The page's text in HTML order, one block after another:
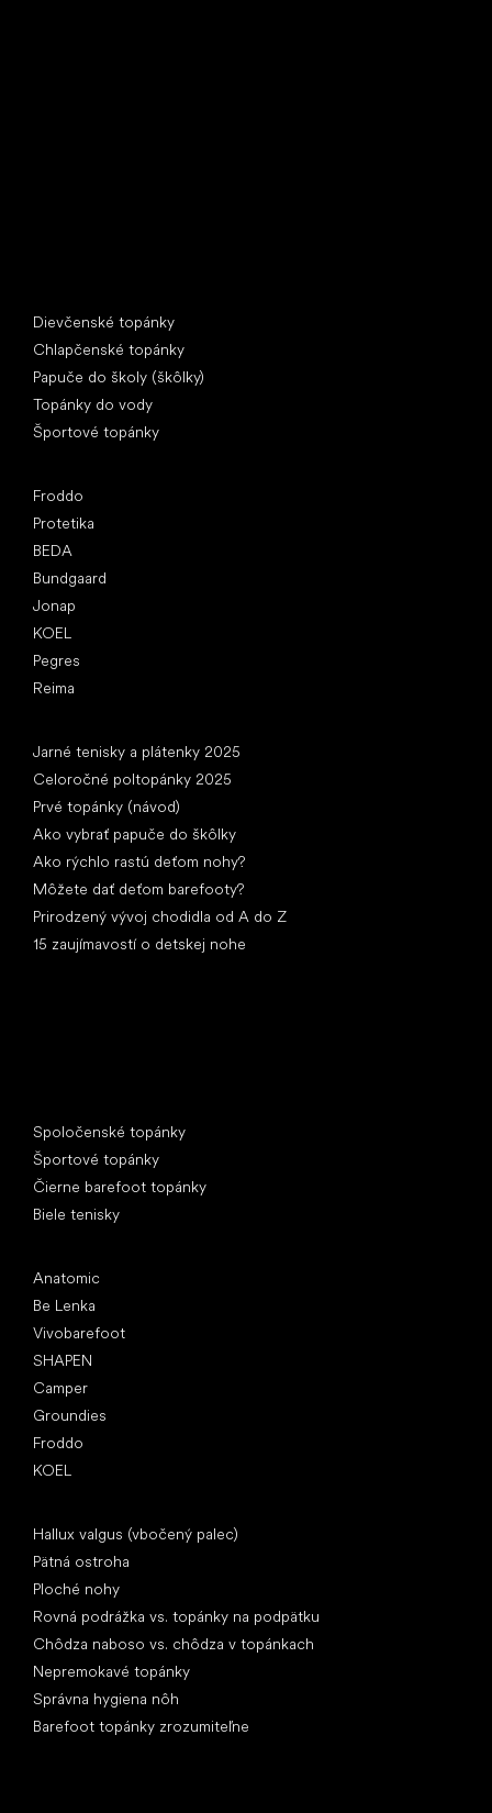
Dievčenské topánky
Chlapčenské topánky
Papuče do školy (škôlky)
Topánky do vody
Športové topánky
Froddo
Protetika
BEDA
Bundgaard
Jonap
KOEL
Pegres
Reima
Jarné tenisky a plátenky 2025
Celoročné poltopánky 2025
Prvé topánky (návod)
Ako vybrať papuče do škôlky
Ako rýchlo rastú deťom nohy?
Môžete dať deťom barefooty?
Prirodzený vývoj chodidla od A do Z
15 zaujímavostí o detskej nohe
Spoločenské topánky
Športové topánky
Čierne barefoot topánky
Biele tenisky
Anatomic
Be Lenka
Vivobarefoot
SHAPEN
Camper
Groundies
Froddo
KOEL
Hallux valgus (vbočený palec)
Pätná ostroha
Ploché nohy
Rovná podrážka vs. topánky na podpätku
Chôdza naboso vs. chôdza v topánkach
Nepremokavé topánky
Správna hygiena nôh
Barefoot topánky zrozumiteľne